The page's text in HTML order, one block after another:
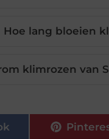
Hoe lang bloeien
klimrozen van